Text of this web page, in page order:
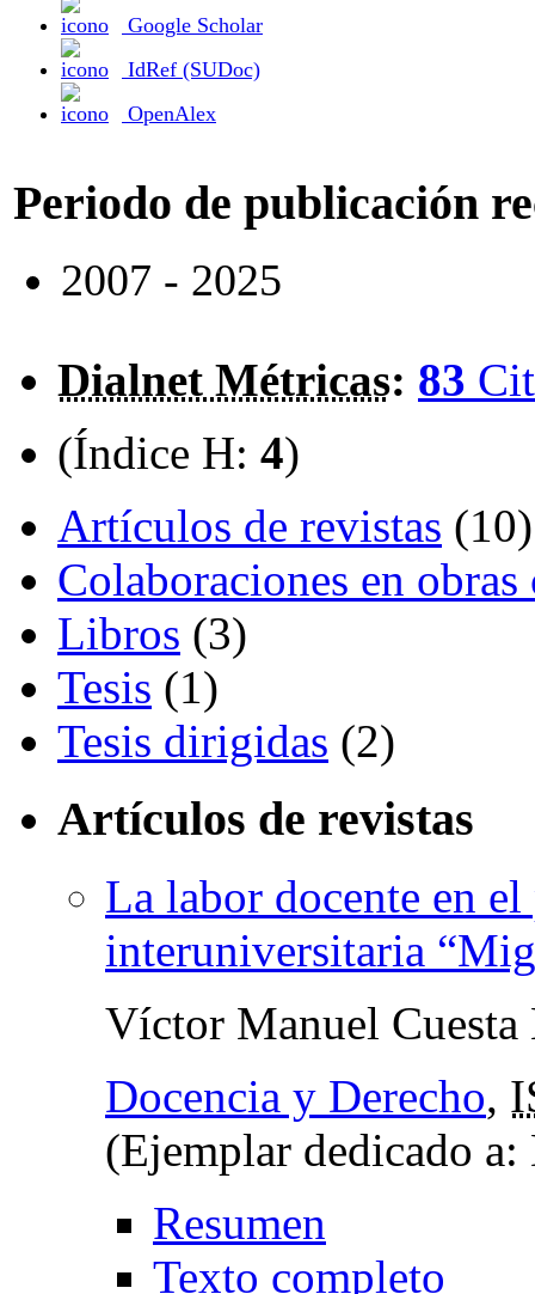
Google Scholar
IdRef (SUDoc)
OpenAlex
Periodo de publicación
2007 - 2025
Dialnet Métricas: 83
(Índice H: 4)
Artículos de revistas (10)
Colaboraciones en
Libros (3)
Tesis (1)
Tesis dirigidas (2)
Artículos de revistas
La labor docente en
interuniversitaria
Víctor Manuel Cuesta
Docencia y Derecho,
(Ejemplar dedicado
Resumen
Texto completo